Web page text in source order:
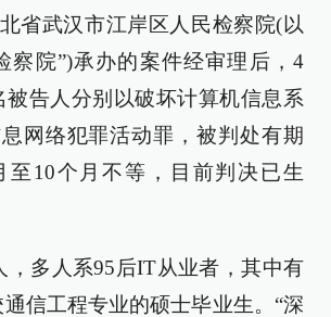
省武汉市江岸区人民检察院(以
察院”)承办的案件经审理后，4
被告人分别以破坏计算机信息系
网络犯罪活动罪，被判处有期
至10个月不等，目前判决已生
，多人系95后IT从业者，其中有
通信工程专业的硕士毕业生。“深